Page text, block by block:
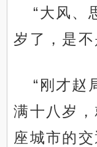
“大风、
岁了，是
“刚才赵
满十八岁
座城市的